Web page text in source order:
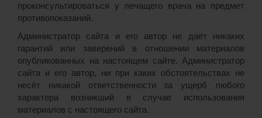
проконсультироваться у лечащего врача на предмет
противопоказаний.
Администратор сайта и его автор не даёт никаких
гарантий или заверений в отношении материалов
опубликованных на настоящем сайте. Администратор
сайта и его автор, ни при каких обстоятельствах не
несёт никакой ответственности за ущерб любого
характера возникший в случае использования
материалов с настоящего сайта.